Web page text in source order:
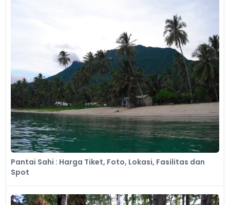
Pantai Sahi : Harga Tiket, Foto, Lokasi, Fasilitas dan
Spot